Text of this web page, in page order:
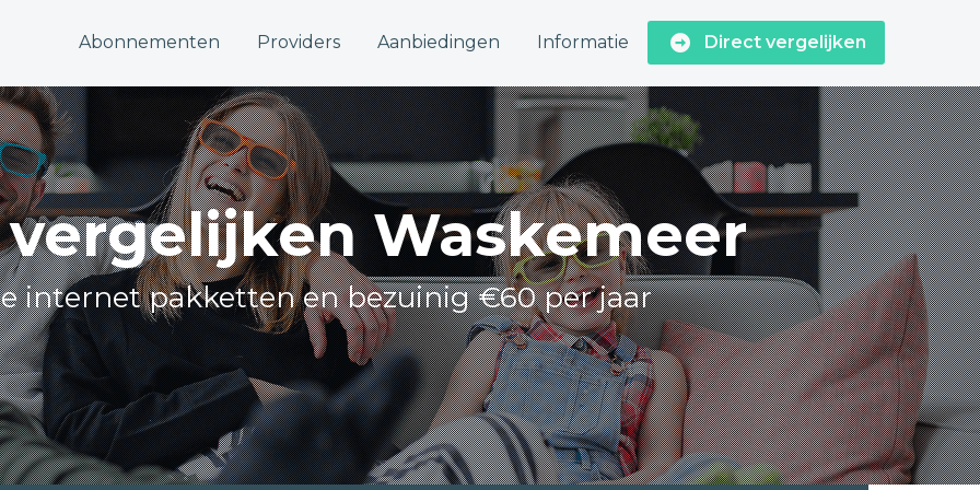
Abonnementen Providers Aanbiedingen Informatie Direct vergelijken
Waskemeer
internet pakketten en bezuinig €60 per jaar